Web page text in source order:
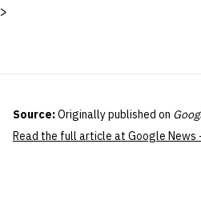
>
Source:Originally published on
Read the full article at Google News